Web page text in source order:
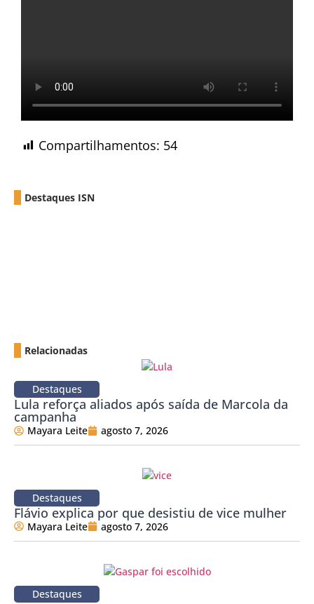
Compartilhamentos: 54
Destaques ISN
Relacionadas
Destaques
Lula reforça aliados após saída de Marcola da
campanha
Mayara Leite agosto 7, 2026
Destaques
Flávio explica por que desistiu de vice mulher
Mayara Leite agosto 7, 2026
Destaques